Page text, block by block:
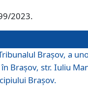
2023.
Brașov, a
Brașov, str. Iuliu
Brașov.